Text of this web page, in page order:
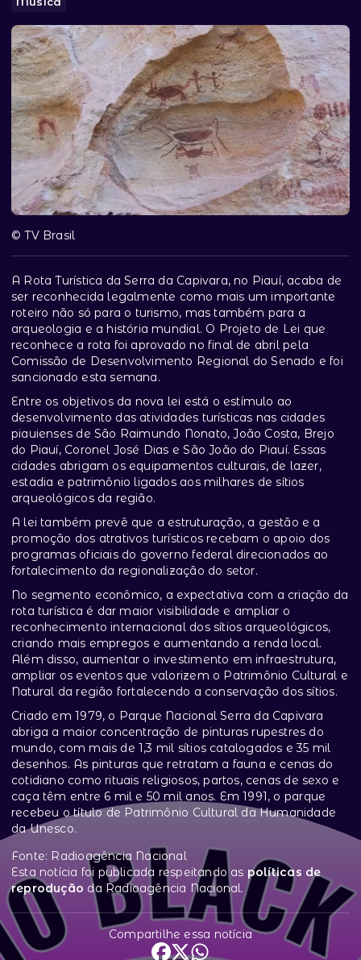
© TV Brasil
A Rota Turística da Serra da Capivara, no Piauí, acaba de
ser reconhecida legalmente como mais um importante
roteiro não só para o turismo, mas também para a
arqueologia e a história mundial. O Projeto de Lei que
reconhece a rota foi aprovado no final de abril pela
Comissão de Desenvolvimento Regional do Senado e foi
sancionado esta semana.
Entre os objetivos da nova lei está o estímulo ao
desenvolvimento das atividades turísticas nas cidades
piauienses de São Raimundo Nonato, João Costa, Brejo
do Piauí, Coronel José Dias e São João do Piauí. Essas
cidades abrigam os equipamentos culturais, de lazer,
estadia e patrimônio ligados aos milhares de sítios
arqueológicos da região.
A lei também prevê que a estruturação, a gestão e a
promoção dos atrativos turísticos recebam o apoio dos
programas oficiais do governo federal direcionados ao
fortalecimento da regionalização do setor.
No segmento econômico, a expectativa com a criação da
rota turística é dar maior visibilidade e ampliar o
reconhecimento internacional dos sítios arqueológicos,
criando mais empregos e aumentando a renda local.
Além disso, aumentar o investimento em infraestrutura,
ampliar os eventos que valorizem o Patrimônio Cultural e
Natural da região fortalecendo a conservação dos sítios.
Criado em 1979, o Parque Nacional Serra da Capivara
abriga a maior concentração de pinturas rupestres do
mundo, com mais de 1,3 mil sítios catalogados e 35 mil
desenhos. As pinturas que retratam a fauna e cenas do
cotidiano como rituais religiosos, partos, cenas de sexo e
caça têm entre 6 mil e 50 mil anos. Em 1991, o parque
recebeu o título de Patrimônio Cultural da Humanidade
da Unesco.
Fonte: Radioagência Nacional
Esta notícia foi publicada respeitando as políticas de
reprodução da Radioagência Nacional.
Compartilhe essa notícia